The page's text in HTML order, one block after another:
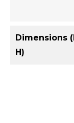
Dimensions
H)